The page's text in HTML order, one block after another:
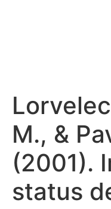
M., &
(2001).
status